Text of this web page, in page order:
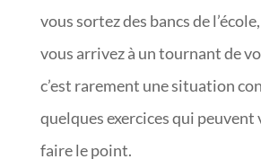
vous sortez des bancs de
vous arrivez à un tournant de
c’est rarement une situation
quelques exercices qui peuvent
faire le point.